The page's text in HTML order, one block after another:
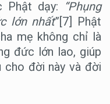
Phật dạy: “Phụng
lớn nhất”[7] Phật
mẹ không chỉ là
đức lớn lao, giúp
cho đời này và đời